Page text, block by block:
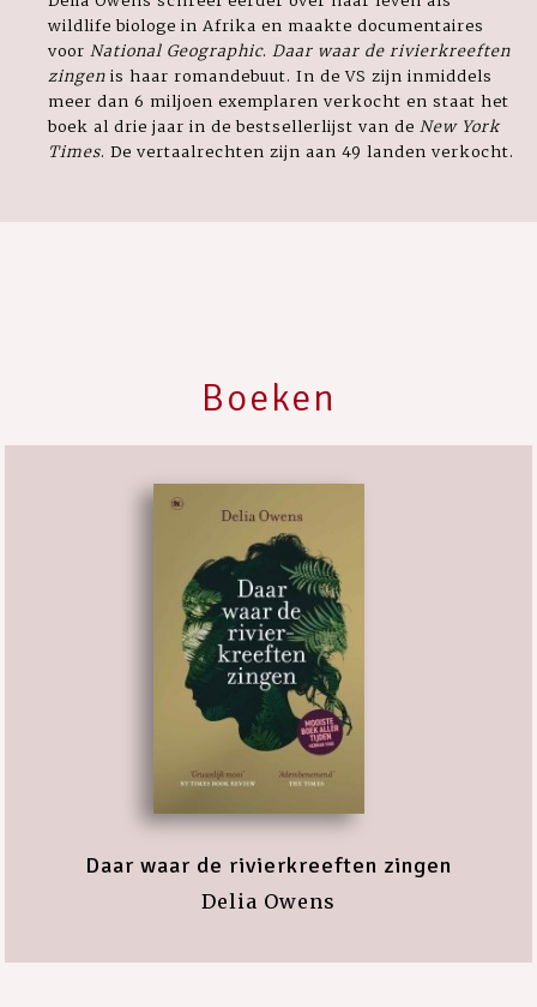
wildlife biologe in Afrika en maakte documentaires
voor National Geographic. Daar waar de rivierkreeften
zingen is haar romandebuut. In de VS zijn inmiddels
meer dan 6 miljoen exemplaren verkocht en staat het
boek al drie jaar in de bestsellerlijst van de New York
Times. De vertaalrechten zijn aan 49 landen verkocht.
Boeken
Daar waar de rivierkreeften zingen
Delia Owens